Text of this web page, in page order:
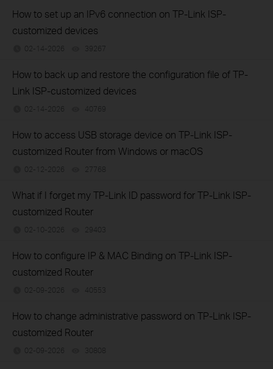
How to set up an IPv6 connection on TP-Link ISP-
customized devices
02-14-2026 39267
How to back up and restore the configuration file of TP-
Link ISP-customized devices
02-14-2026 40769
How to access USB storage device on TP-Link ISP-
customized Router from Windows or macOS
02-12-2026 27768
What if I forget my TP-Link ID password for TP-Link ISP-
customized Router
02-10-2026 29403
How to configure IP & MAC Binding on TP-Link ISP-
customized Router
02-09-2026 40553
How to change administrative password on TP-Link ISP-
customized Router
02-09-2026 30808